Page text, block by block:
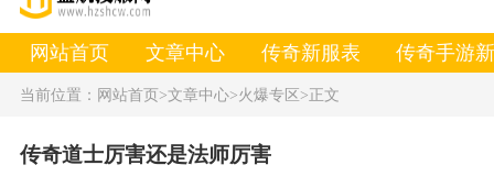
网站首页 文章中心 传奇新服表 传奇手游
当前位置： 网站首页>文章中心>火爆专区>正文
传奇道士厉害还是法师厉害